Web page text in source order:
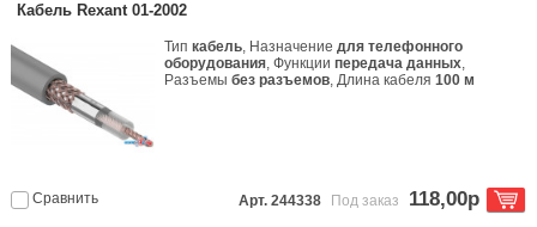
Кабель Rexant 01-2002
Типкабель, Назначениедля телефонного
оборудования, Функциипередача данных,
Разъемыбез разъемов, Длина кабеля100 м
Сравнить Арт. 244338 Под заказ 118,00р